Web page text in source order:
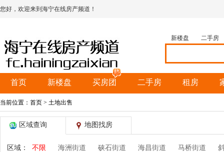
您好，欢迎来到海宁在线房产频道！
新楼盘 二手房
首页 新楼盘 买房团 二手房 租房
当前位置： 首页 > 土地出售
区域查询 地图找房
区域： 不限 海洲街道 硖石街道 海昌街道 马桥街道